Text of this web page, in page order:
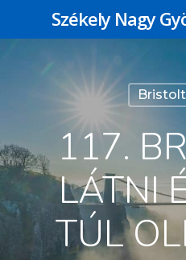
Üss egy entert a
meg az ESC gombot
Székely Nagy
117.
LÁTNI
TÚL